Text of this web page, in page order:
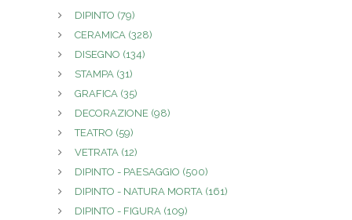
DIPINTO (79)
CERAMICA (328)
DISEGNO (134)
STAMPA (31)
GRAFICA (35)
DECORAZIONE (98)
TEATRO (59)
VETRATA (12)
DIPINTO - PAESAGGIO (500)
DIPINTO - NATURA MORTA (161)
DIPINTO - FIGURA (109)